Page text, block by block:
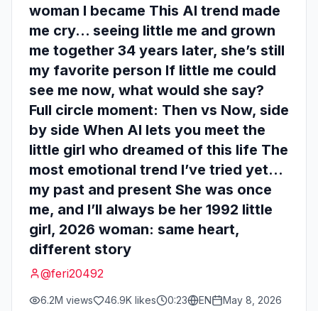
woman I became This AI trend made
me cry… seeing little me and grown
me together 34 years later, she’s still
my favorite person If little me could
see me now, what would she say?
Full circle moment: Then vs Now, side
by side When AI lets you meet the
little girl who dreamed of this life The
most emotional trend I’ve tried yet…
my past and present She was once
me, and I’ll always be her 1992 little
girl, 2026 woman: same heart,
different story
@feri20492
6.2M views 46.9K likes 0:23 EN May 8, 2026